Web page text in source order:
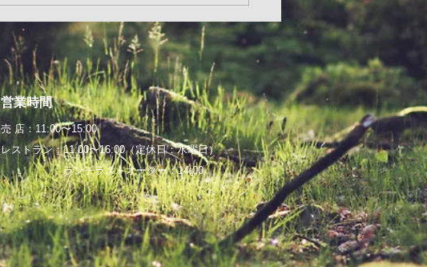
営業時間
売 店：11:00〜15:00
レストラン：11:00〜16:00（定休日：水曜日）
ランチラストオーダー：14:00